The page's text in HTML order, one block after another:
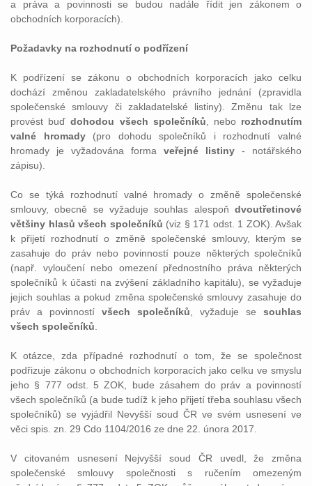
a práva a povinnosti se budou nadále řídit jen zákonem o
obchodních korporacích).
Požadavky na rozhodnutí o podřízení
K podřízení se zákonu o obchodních korporacích jako celku
dochází změnou zakladatelského právního jednání (zpravidla
společenské smlouvy či zakladatelské listiny). Změnu tak lze
provést buďdohodou všech společníků , nebo rozhodnutím
valné hromady (pro dohodu společníků i rozhodnutí valné
hromady je vyžadována forma veřejné listiny - notářského
zápisu).
Co se týká rozhodnutí valné hromady o změně společenské
smlouvy, obecně se vyžaduje souhlas alespoň dvoutřetinové
většiny hlasů všech společníků (viz § 171 odst. 1 ZOK). Avšak
k přijetí rozhodnutí o změně společenské smlouvy, kterým se
zasahuje do práv nebo povinností pouze některých společníků
(např. vyloučení nebo omezení přednostního práva některých
společníků k účasti na zvýšení základního kapitálu), se vyžaduje
jejich souhlas a pokud změna společenské smlouvy zasahuje do
práv a povinností všech společníků , vyžaduje se souhlas
všech společníků
K otázce, zda případné rozhodnutí o tom, že se společnost
podřizuje zákonu o obchodních korporacích jako celku ve smyslu
jeho § 777 odst. 5 ZOK, bude zásahem do práv a povinností
všech společníků (a bude tudíž k jeho přijetí třeba souhlasu všech
společníků) se vyjádřil Nevyšší soud ČR ve svém usnesení ve
věci spis. zn. 29 Cdo 1104/2016 ze dne 22. února 2017.
V citovaném usnesení Nejvyšší soud ČR uvedl, že změna
společenské smlouvy společnosti s ručením omezeným